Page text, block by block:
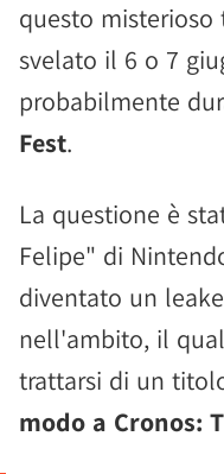
questo misterioso
svelato il 6 o 7
probabilmente
Fest.
La questione è
Felipe" di
diventato un
nell'ambito, il
trattarsi di un
modo a Cronos: